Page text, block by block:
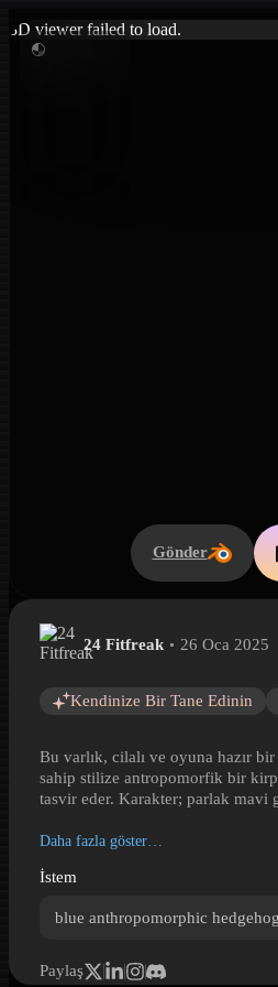
3D viewer failed to load.
Gönder
Stilize mavi kirpi
24 Fitfreak 26 Oca 2025
Kendinize Bir Tane Edinin
Bu varlık, cilalı ve oyuna hazır
sahip stilize antropomorfik bir
tasvir eder. Karakter; parlak mavi
bölgesi, etkileyici yeşil gözler,
parlak kırmızı düşük bilek
anatomi ve güçlü renk blokları,
maskot benzeri bir hava oluşturur.
Daha fazla göster…
İstem
blue anthropomorphic
Paylaş